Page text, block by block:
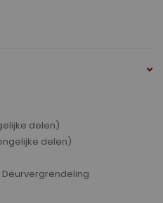
delen)
delen)